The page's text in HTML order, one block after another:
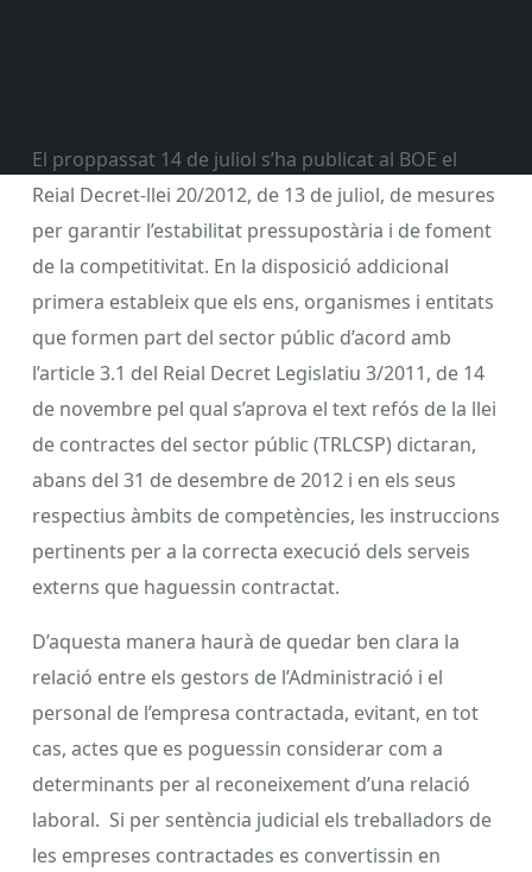
El proppassat 14 de juliol s’ha publicat al BOE el
Reial Decret-llei 20/2012, de 13 de juliol, de mesures
per garantir l’estabilitat pressupostària i de foment
de la competitivitat. En la disposició addicional
primera estableix que els ens, organismes i entitats
que formen part del sector públic d’acord amb
l’article 3.1 del Reial Decret Legislatiu 3/2011, de 14
de novembre pel qual s’aprova el text refós de la llei
de contractes del sector públic (TRLCSP) dictaran,
abans del 31 de desembre de 2012 i en els seus
respectius àmbits de competències, les instruccions
pertinents per a la correcta execució dels serveis
externs que haguessin contractat.
D’aquesta manera haurà de quedar ben clara la
relació entre els gestors de l’Administració i el
personal de l’empresa contractada, evitant, en tot
cas, actes que es poguessin considerar com a
determinants per al reconeixement d’una relació
laboral. Si per sentència judicial els treballadors de
les empreses contractades es convertissin en